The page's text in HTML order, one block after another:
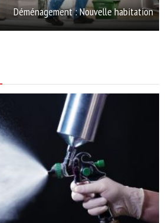
Déménagement : Nouvelle habitation